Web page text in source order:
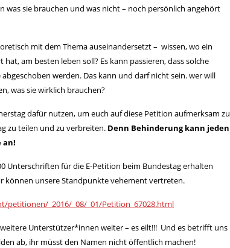
was sie brauchen und was nicht – noch persönlich angehört
mit dem Thema auseinandersetzt – wissen, wo ein
am besten leben soll? Es kann passieren, dass solche
werden. Das kann und darf nicht sein. wer will
was sie wirklich brauchen?
dafür nutzen, um euch auf diese Petition aufmerksam zu
zu teilen und zu verbreiten. Denn Behinderung kann jeden
an!
Unterschriften für die E-Petition beim Bundestag erhalten
können unsere Standpunkte vehement vertreten.
_2016/_08/_01/Petition_67028.html
Unterstützer*innen weiter – es eilt!!! Und es betrifft uns
ab, ihr müsst den Namen nicht öffentlich machen!